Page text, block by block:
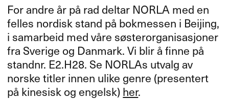
For andre år på rad deltar NORLAmed en
felles nordisk stand på bokmessen i Beijing,
i samarbeid med våre søsterorganisasjoner
fra Sverige og Danmark. Vi blir å finne på
standnr. E2.H28. Se NORLAs utvalg av
norske titler innen ulike genre (presentert
på kinesisk og engelsk)her.